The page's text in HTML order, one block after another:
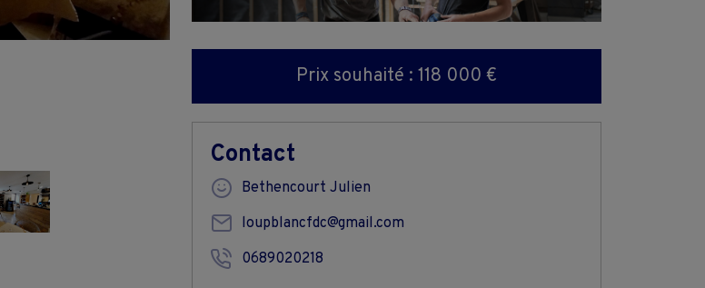
Prix souhaité : 118 000 €
Contact
Bethencourt Julien
loupblancfdc@gmail.com
0689020218